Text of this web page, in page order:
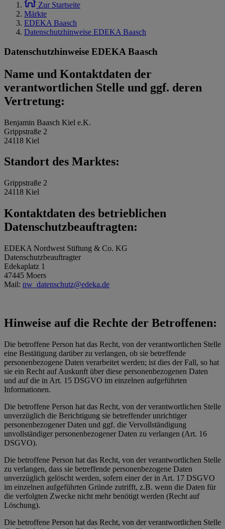
Zur Startseite
Märkte
EDEKA Baasch
Datenschutzhinweise EDEKA Baasch
Datenschutzhinweise EDEKA Baasch
Name und Kontaktdaten der
verantwortlichen Stelle und ggf. deren
Vertretung:
Benjamin Baasch Kiel e.K.
Grippstraße 2
24118 Kiel
Standort des Marktes:
Grippstraße 2
24118 Kiel
Kontaktdaten des betrieblichen
Datenschutzbeauftragten:
EDEKA Nordwest Stiftung & Co. KG
Datenschutzbeauftragter
Edekaplatz 1
47445 Moers
Mail: nw_datenschutz@edeka.de
Hinweise auf die Rechte der Betroffenen:
Die betroffene Person hat das Recht, von der verantwortlichen Stelle
eine Bestätigung darüber zu verlangen, ob sie betreffende
personenbezogene Daten verarbeitet werden; ist dies der Fall, so hat
sie ein Recht auf Auskunft über diese personenbezogenen Daten
und auf die in Art. 15 DSGVO im einzelnen aufgeführten
Informationen.
Die betroffene Person hat das Recht, von der verantwortlichen Stelle
unverzüglich die Berichtigung sie betreffender unrichtiger
personenbezogener Daten und ggf. die Vervollständigung
unvollständiger personenbezogener Daten zu verlangen (Art. 16
DSGVO).
Die betroffene Person hat das Recht, von der verantwortlichen Stelle
zu verlangen, dass sie betreffende personenbezogene Daten
unverzüglich gelöscht werden, sofern einer der in Art. 17 DSGVO
im einzelnen aufgeführten Gründe zutrifft, z.B. wenn die Daten für
die verfolgten Zwecke nicht mehr benötigt werden (Recht auf
Löschung).
Die betroffene Person hat das Recht, von der verantwortlichen Stelle